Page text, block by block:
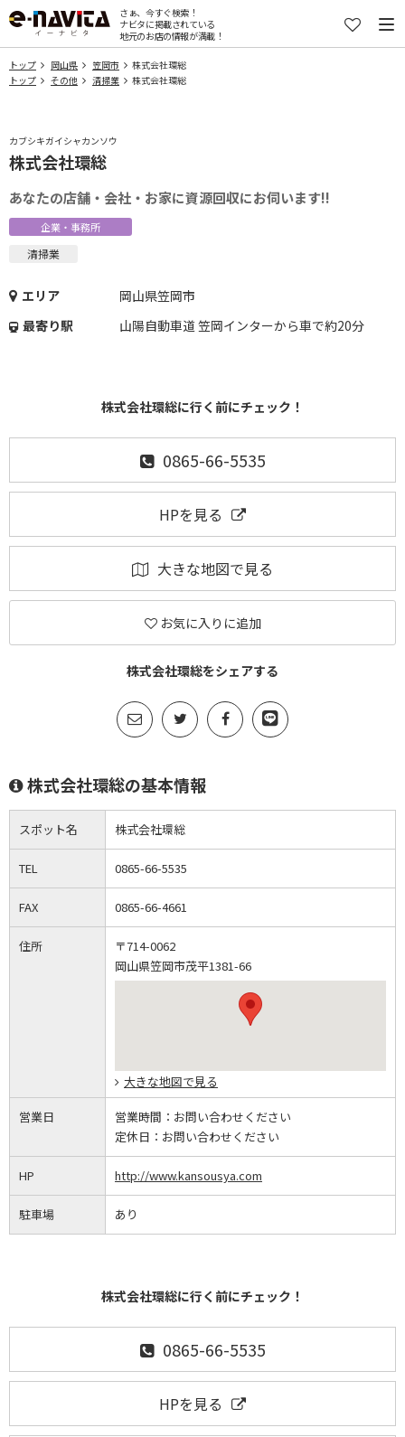
さぁ、今すぐ検索！
ナビタに掲載されている
地元のお店の情報が満載！
トップ 岡山県 笠岡市
株式会社環総
トップ
その他 清掃業 株式会社環総
カブシキガイシャカンソウ
株式会社環総
あなたの店舗・会社・お家に資源回収にお伺います!!
企業・事務所
清掃業
エリア
岡山県笠岡市
最寄り駅
山陽自動車道 笠岡インターから車で約20分
株式会社環総に行く前にチェック！
0865-66-5535
HPを見る
大きな地図で見る
お気に入りに追加
株式会社環総をシェアする
株式会社環総の基本情報
スポット名 株式会社環総
TEL 0865-66-5535
FAX 0865-66-4661
住所
〒714-0062
岡山県笠岡市茂平1381-66
大きな地図で見る
営業日 営業時間： お問い合わせください
定休日： お問い合わせください
HP http://www.kansousya.com
駐車場 あり
株式会社環総に行く前にチェック！
0865-66-5535
HPを見る